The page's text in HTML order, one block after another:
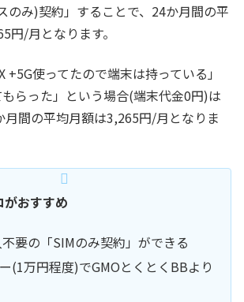
のみ)契約」することで、24か月間の平
円/月となります。
+5G使ってたので端末は持っている」
もらった」という場合(端末代金0円)は
月間の平均月額は3,265円/月となりま
がおすすめ
要の「SIMのみ契約」ができる
(1万円程度)でGMOとくとくBBより